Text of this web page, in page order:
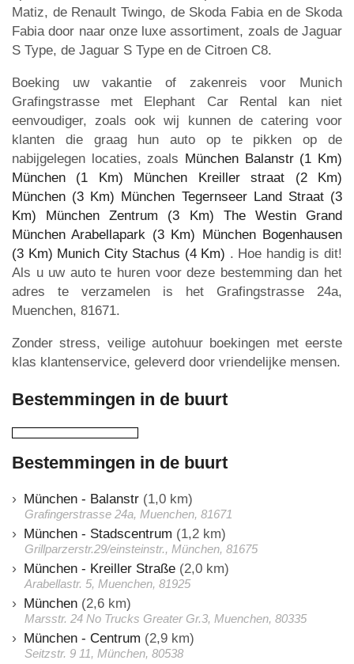
Matiz, de Renault Twingo, de Skoda Fabia en de Skoda
Fabia door naar onze luxe assortiment, zoals de Jaguar
S Type, de Jaguar S Type en de Citroen C8.
Boeking uw vakantie of zakenreis voor Munich
Grafingstrasse met Elephant Car Rental kan niet
eenvoudiger, zoals ook wij kunnen de catering voor
klanten die graag hun auto op te pikken op de
nabijgelegen locaties, zoals München Balanstr (1 Km)
München (1 Km)
München Kreiller straat (2 Km)
München (3 Km) München Tegernseer Land Straat (3
Km)
München Zentrum (3 Km)
The Westin Grand
München Arabellapark (3 Km) München Bogenhausen
(3 Km) Munich City Stachus (4 Km) . Hoe handig is dit!
Als u uw auto te huren voor deze bestemming dan het
adres te verzamelen is het Grafingstrasse 24a,
Muenchen, 81671.
Zonder stress, veilige autohuur boekingen met eerste
klas klantenservice, geleverd door vriendelijke mensen.
Bestemmingen in de buurt
Bestemmingen in de buurt
München - Balanstr (1,0 km)
Grafingerstrasse 24a, Muenchen, 81671
München - Stadscentrum (1,2 km)
Grillparzerstr.29/einsteinstr., München, 81675
München - Kreiller Straße (2,0 km)
Arabellastr. 5, Muenchen, 81925
München (2,6 km)
Marsstr. 24 No Trucks Greater Gr.3, Muenchen, 80335
München - Centrum (2,9 km)
Seitzstr. 9 11, München, 80538